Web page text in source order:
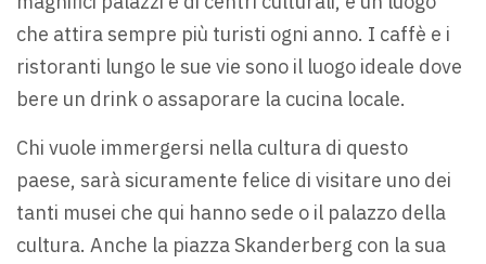
che attira sempre più turisti ogni anno. I caffè e i
ristoranti lungo le sue vie sono il luogo ideale dove
bere un drink o assaporare la cucina locale.
Chi vuole immergersi nella cultura di questo
paese, sarà sicuramente felice di visitare uno dei
tanti musei che qui hanno sede o il palazzo della
cultura. Anche la piazza Skanderberg con la sua